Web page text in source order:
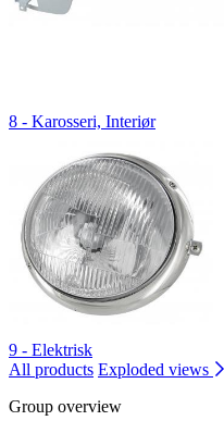
8 - Karosseri, Interiør
9 - Elektrisk
All products Exploded views
Group overview